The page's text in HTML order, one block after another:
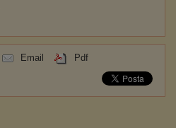
Email Pdf